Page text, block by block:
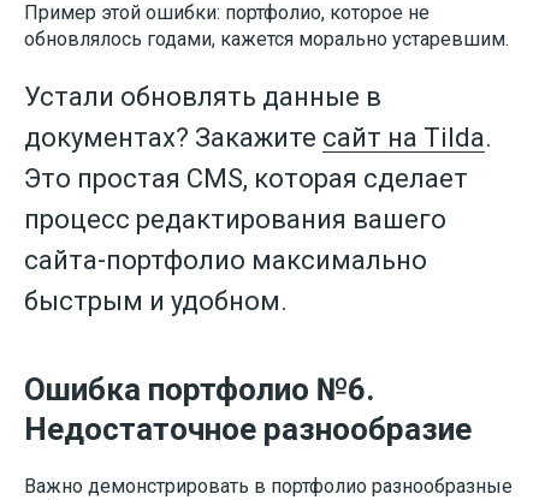
Пример этой ошибки: портфолио, которое не
обновлялось годами, кажется морально устаревшим.
Устали обновлять данные в
документах? Закажите сайт на Tilda.
Это простая CMS, которая сделает
процесс редактирования вашего
сайта-портфолио максимально
быстрым и удобном.
Ошибка портфолио №6.
Недостаточное разнообразие
Важно демонстрировать в портфолио разнообразные